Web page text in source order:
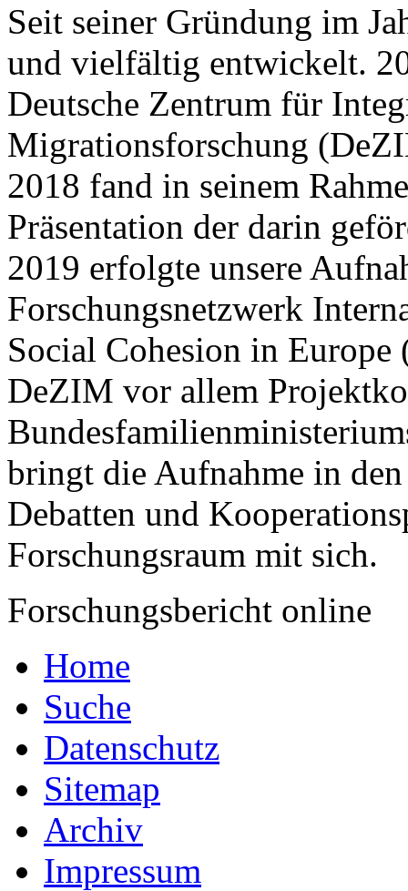
Seit seiner Gründung im
und vielfältig entwickelt.
Deutsche Zentrum für
Migrationsforschung
2018 fand in seinem
Präsentation der darin
2019 erfolgte unsere
Forschungsnetzwerk
Social Cohesion in
DeZIM vor allem
bringt die Aufnahme in
Debatten und
Forschungsraum mit sich.
Forschungsbericht online
Home
Suche
Datenschutz
Sitemap
Archiv
Impressum